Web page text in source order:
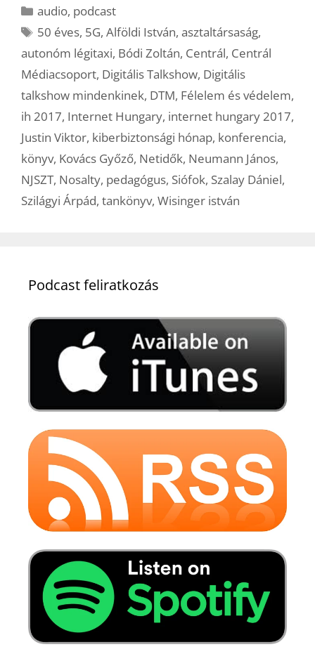
Kategória
audio, podcast
Címkék
50 éves, 5G,Alföldi István,asztaltársaság,
autonóm légitaxi, Bódi Zoltán, Centrál, Centrál
Médiacsoport, Digitális Talkshow, Digitális
talkshow mindenkinek, DTM, Félelem és védelem,
ih 2017, Internet Hungary, internet hungary 2017,
Justin Viktor, kiberbiztonsági hónap, konferencia,
könyv, Kovács Győző, Netidők, Neumann János,
NJSZT, Nosalty, pedagógus, Siófok, Szalay Dániel,
Szilágyi Árpád, tankönyv, Wisinger istván
Podcast feliratkozás